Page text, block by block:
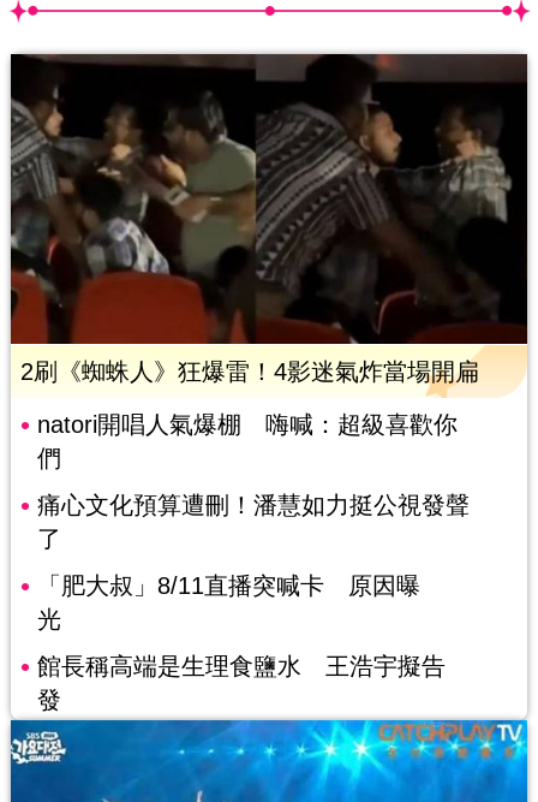
2刷《蜘蛛人》狂爆雷！4影迷氣炸當場開扁
natori開唱人氣爆棚 嗨喊：超級喜歡你
們
痛心文化預算遭刪！潘慧如力挺公視發聲
了
「肥大叔」8/11直播突喊卡 原因曝
光
館長稱高端是生理食鹽水 王浩宇擬告
發